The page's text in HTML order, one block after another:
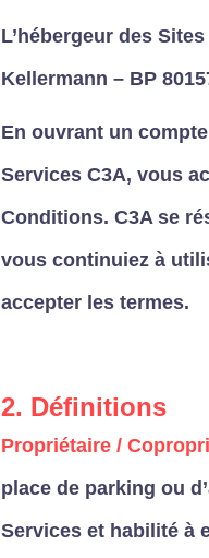
L’hébergeur des
Kellermann – BP
En ouvrant un
Services C3A, vous
Conditions. C3A se
vous continuiez à
accepter les termes.
2. Définitions
Propriétaire /
place de parking ou
Services et habilité à